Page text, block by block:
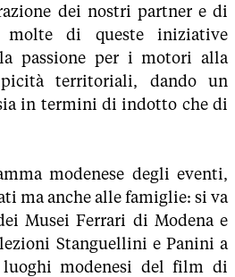
dei nostri partner e di
di queste iniziative
passione per i motori alla
territoriali, dando un
in termini di indotto che di
modenese degli eventi,
ma anche alle famiglie: si va
Musei Ferrari di Modena e
Stanguellini e Panini a
modenesi del film di